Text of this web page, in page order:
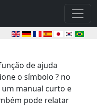
de ajuda
o símbolo ? no
um manual curto e
pode relatar